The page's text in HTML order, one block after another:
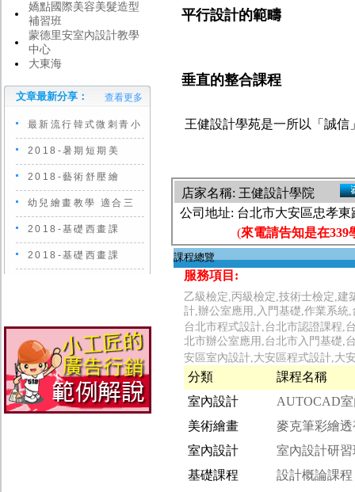
嬌點國際美容美髮造型
補習班
蒙德里安室內設計教學
中心
大東海
文章最新分享： 查看更多
最新流行韓式微刺青小
2018-暑期短期美
2018-藝術舒壓繪
幼兒繪畫教學 適合三
2018-基礎西畫課
2018-基礎西畫課
平行設計的範疇
垂直的整合課程
王健設計學苑是一所以「誠
店家名稱: 王健設計學院
公司地址: 台北市大安區忠孝東
(來電請告知是在339
課程總覽
服務項目:
乙級檢定,丙級檢定,技術士檢定,建
計,辦公室應用,入門基礎,作業系統
台北市程式設計,台北市認證課程,
北市辦公室應用,台北市入門基礎,
安區室內設計,大安區程式設計,大
分類
課程名稱
室內設計
AUTOCAD
美術繪畫
麥克筆彩繪
室內設計
室內設計研
基礎課程
設計概論課程